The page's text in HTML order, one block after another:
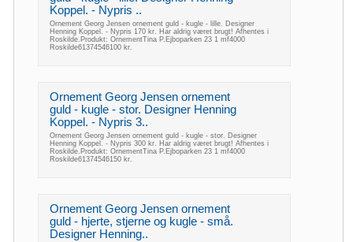
Koppel. - Nypris ..
Ornement Georg Jensen ornement guld - kugle - lille. Designer
Henning Koppel. - Nypris 170 kr. Har aldrig været brugt! Afhentes i
Roskilde.Produkt: OrnementTina P.Ejboparken 23 1 mf4000
Roskilde61374546100 kr.
Ornement Georg Jensen ornement
guld - kugle - stor. Designer Henning
Koppel. - Nypris 3..
Ornement Georg Jensen ornement guld - kugle - stor. Designer
Henning Koppel. - Nypris 300 kr. Har aldrig været brugt! Afhentes i
Roskilde.Produkt: OrnementTina P.Ejboparken 23 1 mf4000
Roskilde61374546150 kr.
Ornement Georg Jensen ornement
guld - hjerte, stjerne og kugle - små.
Designer Henning..